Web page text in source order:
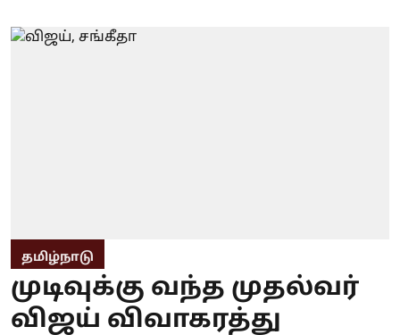
தமிழ்நாடு
முடிவுக்கு வந்த முதல்வர்
விஜய் விவாகரத்து